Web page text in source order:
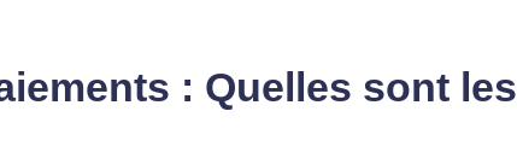
: Quelles sont les